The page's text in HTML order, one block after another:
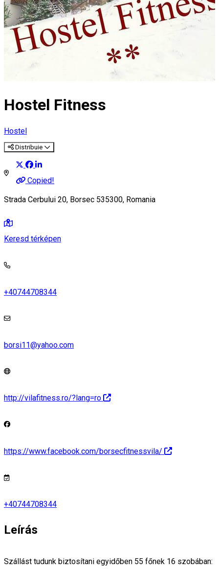
Hostel Fitness
Hostel
Distribuie
Copied!
Strada Cerbului 20, Borsec 535300, Romania
Keresd térképen
+40744708344
borsi11@yahoo.com
http://vilafitness.ro/?lang=ro
https://www.facebook.com/borsecfitnessvila/
+40744708344
Leírás
Szállást tudunk biztosítani egyidőben 55 főnek 16 szobában: